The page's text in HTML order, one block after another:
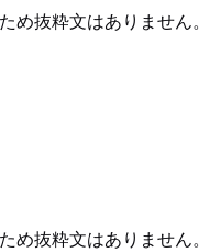
め抜粋文はありません。
め抜粋文はありません。